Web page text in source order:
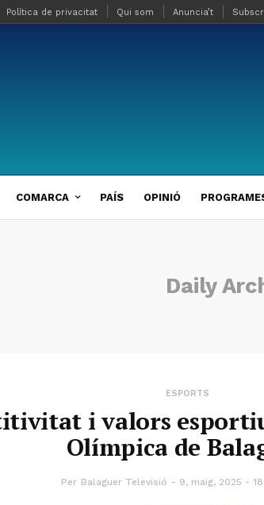
Política de privacitat Qui som Anuncia’t
COMARCA PAÍS OPINIÓ
Daily
ESPORTS
i valors
Olímpica de
Per Balaguer Televisió 9, maig, 2025 -